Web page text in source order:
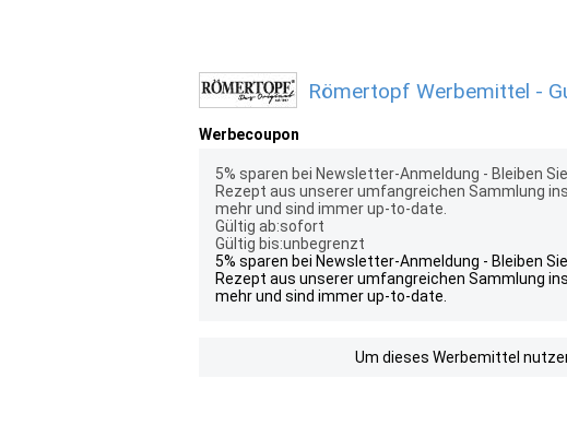
Römertopf Werbemittel -
Werbecoupon
5% sparen bei Newsletter-Anmeldung - Bleiben
Rezept aus unserer umfangreichen Sammlung
mehr und sind immer up-to-date.
Gültig ab:sofort
Gültig bis:unbegrenzt
5% sparen bei Newsletter-Anmeldung - Bleiben
Rezept aus unserer umfangreichen Sammlung
mehr und sind immer up-to-date.
Um dieses Werbemittel